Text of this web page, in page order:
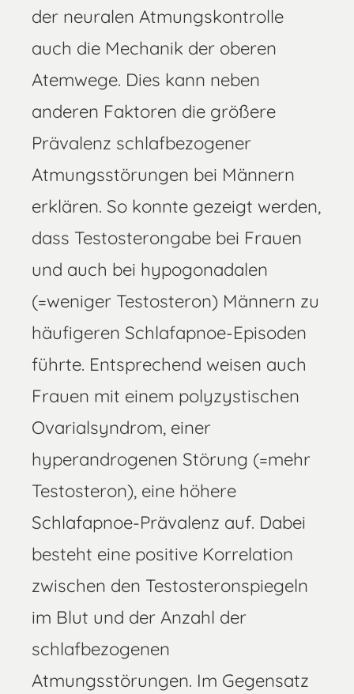
der neuralen Atmungskontrolle
auch die Mechanik der oberen
Atemwege. Dies kann neben
anderen Faktoren die größere
Prävalenz schlafbezogener
Atmungsstörungen bei Männern
erklären. So konnte gezeigt werden,
dass Testosterongabe bei Frauen
und auch bei hypogonadalen
(=weniger Testosteron) Männern zu
häufigeren Schlafapnoe-Episoden
führte. Entsprechend weisen auch
Frauen mit einem polyzystischen
Ovarialsyndrom, einer
hyperandrogenen Störung (=mehr
Testosteron), eine höhere
Schlafapnoe-Prävalenz auf. Dabei
besteht eine positive Korrelation
zwischen den Testosteronspiegeln
im Blut und der Anzahl der
schlafbezogenen
Atmungsstörungen. Im Gegensatz